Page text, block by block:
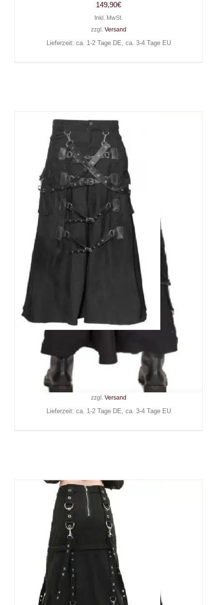
149,90€
Inkl. MwSt.
zzgl. Versand
Lieferzeit: ca. 1-2 Tage DE, ca. 3-4 Tage EU
Moon Attic Herrenrock
Strapped
zzgl. Versand
Lieferzeit: ca. 1-2 Tage DE, ca. 3-4 Tage EU